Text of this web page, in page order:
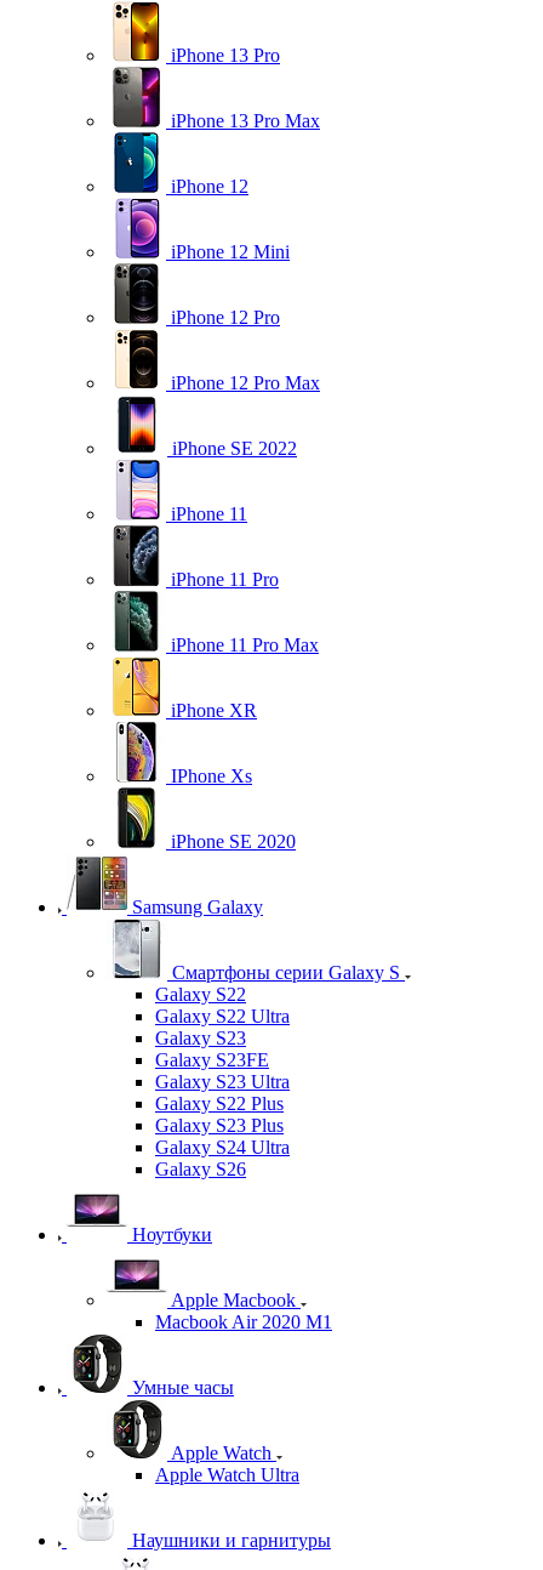
iPhone 13 Pro
iPhone 13 Pro Max
iPhone 12
iPhone 12 Mini
iPhone 12 Pro
iPhone 12 Pro Max
iPhone SE 2022
iPhone 11
iPhone 11 Pro
iPhone 11 Pro Max
iPhone XR
IPhone Xs
iPhone SE 2020
Samsung Galaxy
Смартфоны серии Galaxy S
Galaxy S22
Galaxy S22 Ultra
Galaxy S23
Galaxy S23FE
Galaxy S23 Ultra
Galaxy S22 Plus
Galaxy S23 Plus
Galaxy S24 Ultra
Galaxy S26
Ноутбуки
Apple Macbook
Macbook Air 2020 M1
Умные часы
Apple Watch
Apple Watch Ultra
Наушники и гарнитуры